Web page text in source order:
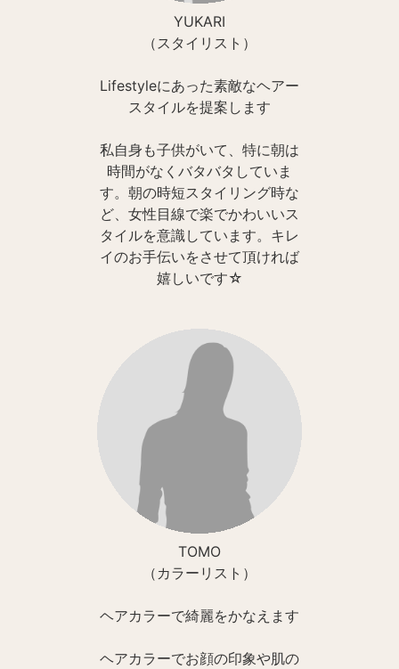
YUKARI
（スタイリスト）
Lifestyleにあった素敵なヘアー
スタイルを提案します
私自身も子供がいて、特に朝は
時間がなくバタバタしていま
す。朝の時短スタイリング時な
ど、女性目線で楽でかわいいス
タイルを意識しています。キレ
イのお手伝いをさせて頂ければ
嬉しいです☆
TOMO
（カラーリスト）
ヘアカラーで綺麗をかなえます
ヘアカラーでお顔の印象や肌の